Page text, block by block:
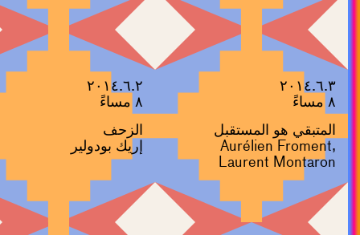
٢٠١٤.٦.٣
٨ مساءً
المتبقي هو المستقبل
Aurélien Froment,
Laurent Montaron
٢٠١٤.٦.٢
٨ مساءً
الزحف
إريك بودولير